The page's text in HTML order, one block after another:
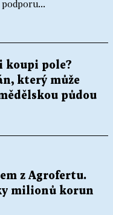
koupi pole?
který může
půdou
z Agrofertu.
milionů korun